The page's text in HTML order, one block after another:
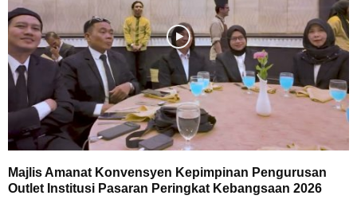
Majlis Amanat Konvensyen Kepimpinan Pengurusan
Outlet Institusi Pasaran Peringkat Kebangsaan 2026